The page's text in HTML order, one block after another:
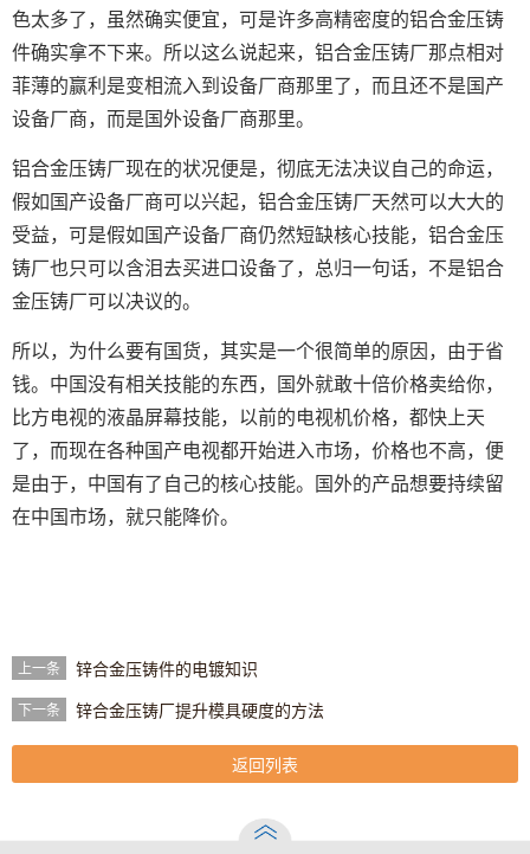
色太多了，虽然确实便宜，可是许多高精密度的铝合金压铸
件确实拿不下来。所以这么说起来，铝合金压铸厂那点相对
菲薄的赢利是变相流入到设备厂商那里了，而且还不是国产
设备厂商，而是国外设备厂商那里。
铝合金压铸厂现在的状况便是，彻底无法决议自己的命运，
假如国产设备厂商可以兴起，铝合金压铸厂天然可以大大的
受益，可是假如国产设备厂商仍然短缺核心技能，铝合金压
铸厂也只可以含泪去买进口设备了，总归一句话，不是铝合
金压铸厂可以决议的。
所以，为什么要有国货，其实是一个很简单的原因，由于省
钱。中国没有相关技能的东西，国外就敢十倍价格卖给你，
比方电视的液晶屏幕技能，以前的电视机价格，都快上天
了，而现在各种国产电视都开始进入市场，价格也不高，便
是由于，中国有了自己的核心技能。国外的产品想要持续留
在中国市场，就只能降价。
上一条 锌合金压铸件的电镀知识
下一条 锌合金压铸厂提升模具硬度的方法
返回列表